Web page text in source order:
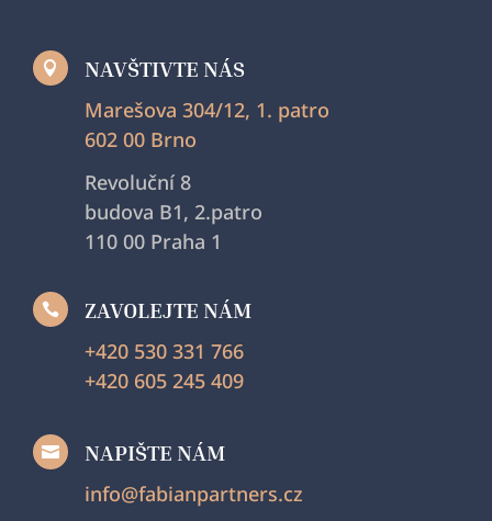

NAVŠTIVTE NÁS
Marešova 304/12, 1. patro
602 00 Brno
Revoluční 8
budova B1, 2.patro
110 00 Praha 1

ZAVOLEJTE NÁM
+420 530 331 766
+420 605 245 409

NAPIŠTE NÁM
info@fabianpartners.cz